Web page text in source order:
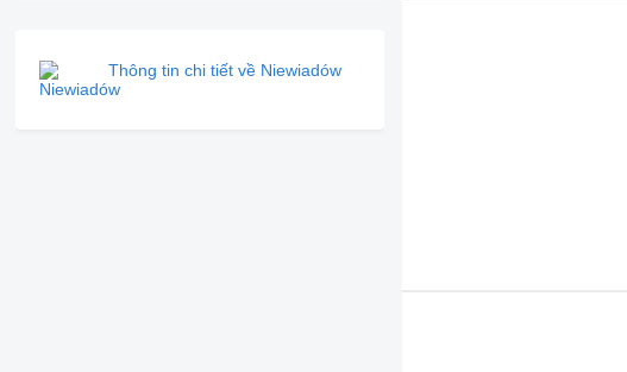
Thông tin chi tiết về Niewiadów